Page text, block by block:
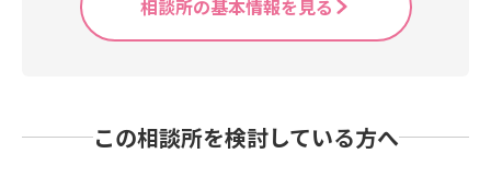
相談所の基本情報を見る
この相談所を検討している方へ